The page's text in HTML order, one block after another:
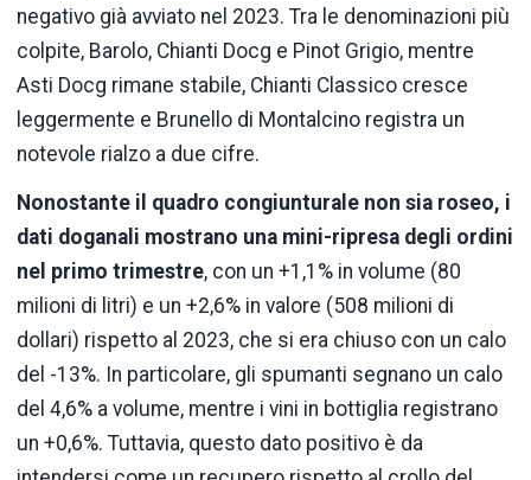
negativo già avviato nel 2023. Tra le denominazioni più
colpite, Barolo, Chianti Docg e Pinot Grigio, mentre
Asti Docg rimane stabile, Chianti Classico cresce
leggermente e Brunello di Montalcino registra un
notevole rialzo a due cifre.
Nonostante il quadro congiunturale non sia roseo, i
dati doganali mostrano una mini-ripresa degli ordini
nel primo trimestre, con un +1,1% in volume (80
milioni di litri) e un +2,6% in valore (508 milioni di
dollari) rispetto al 2023, che si era chiuso con un calo
del -13%. In particolare, gli spumanti segnano un calo
del 4,6% a volume, mentre i vini in bottiglia registrano
un +0,6%. Tuttavia, questo dato positivo è da